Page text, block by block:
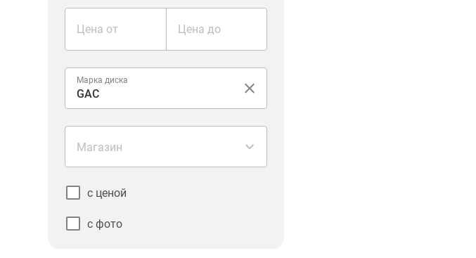
Цена от Цена до
Марка диска
Магазин
с ценой
с фото